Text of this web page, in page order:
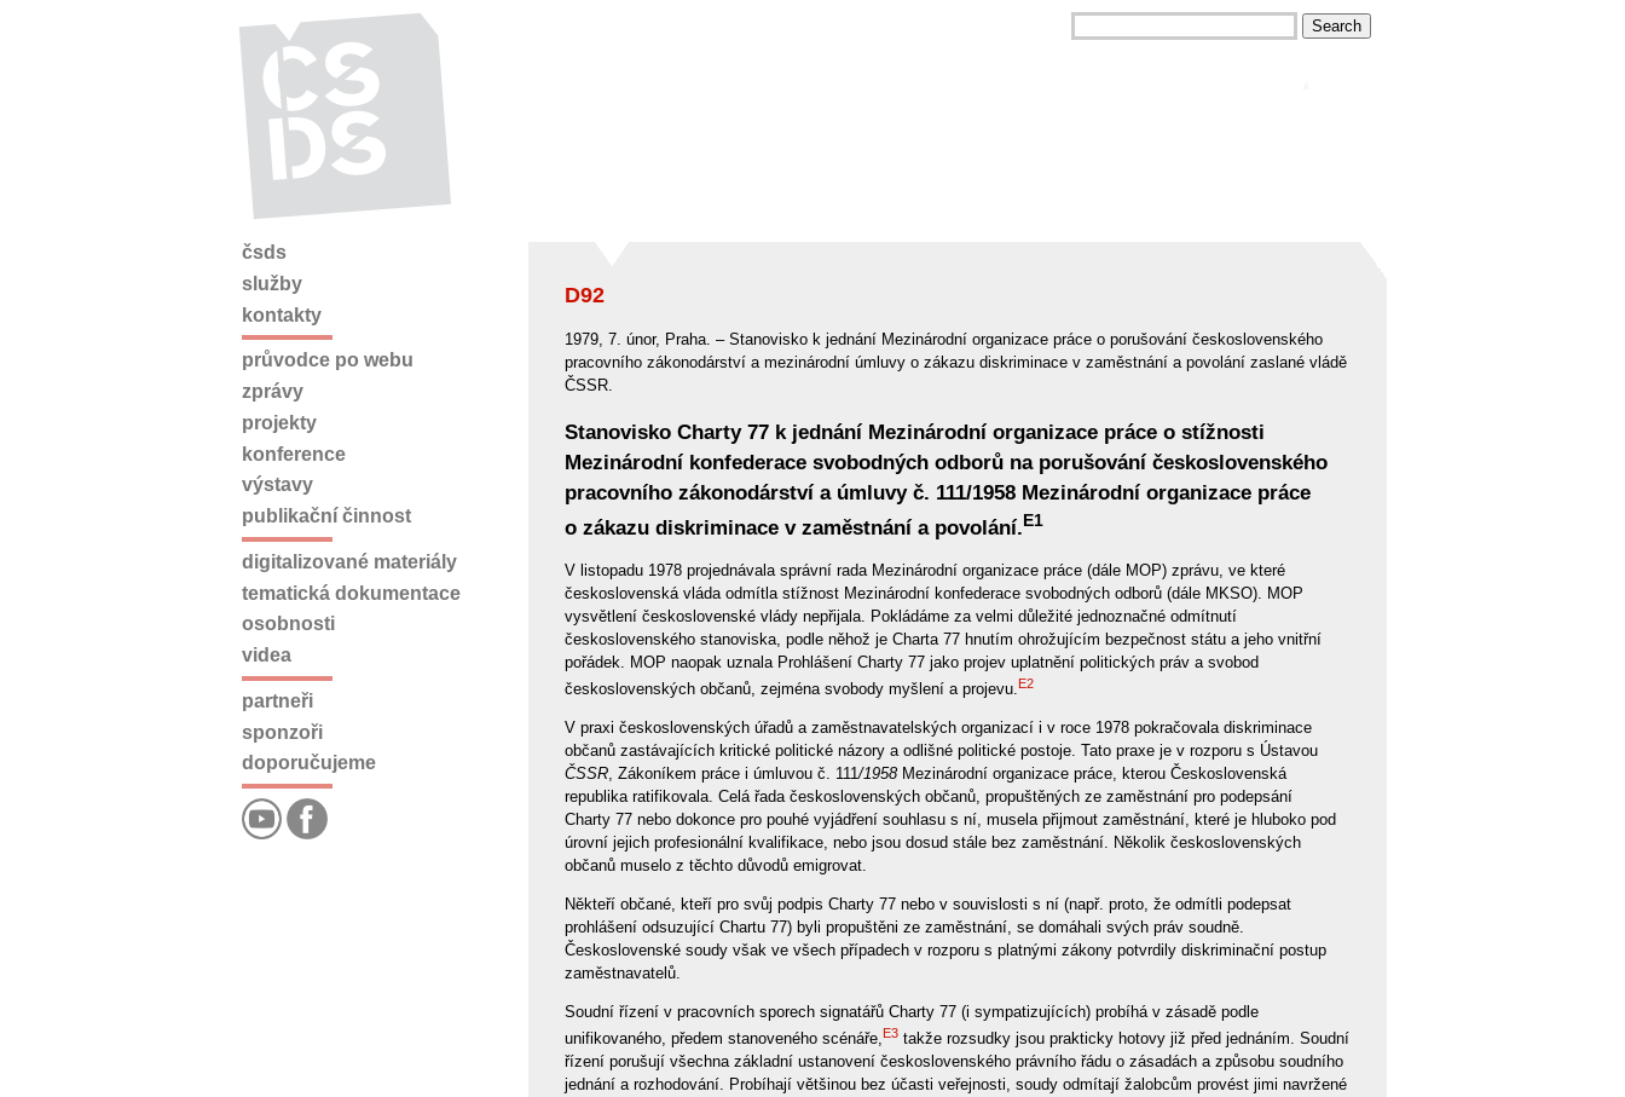
D92
1979, 7. únor, Praha. – Stanovisko k jednání Mezinárodní organizace práce o porušování československého
pracovního zákonodárství a mezinárodní úmluvy o zákazu diskriminace v zaměstnání a povolání zaslané vládě
ČSSR.
Stanovisko Charty 77 k jednání Mezinárodní organizace práce o stížnosti
Mezinárodní konfederace svobodných odborů na porušování československého
pracovního zákonodárství a úmluvy č. 111/1958 Mezinárodní organizace práce
o zákazu diskriminace v zaměstnání a povolání.E1
V listopadu 1978 projednávala správní rada Mezinárodní organizace práce (dále MOP) zprávu, ve které
československá vláda odmítla stížnost Mezinárodní konfederace svobodných odborů (dále MKSO). MOP
vysvětlení československé vlády nepřijala. Pokládáme za velmi důležité jednoznačné odmítnutí
československého stanoviska, podle něhož je Charta 77 hnutím ohrožujícím bezpečnost státu a jeho vnitřní
pořádek. MOP naopak uznala Prohlášení Charty 77 jako projev uplatnění politických práv a svobod
československých občanů, zejména svobody myšlení a projevu. E2
V praxi československých úřadů a zaměstnavatelských organizací i v roce 1978 pokračovala diskriminace
občanů zastávajících kritické politické názory a odlišné politické postoje. Tato praxe je v rozporu s Ústavou
ČSSR , Zákoníkem práce i úmluvou č. 111 /1958 Mezinárodní organizace práce, kterou Československá
republika ratifikovala. Celá řada československých občanů, propuštěných ze zaměstnání pro podepsání
Charty 77 nebo dokonce pro pouhé vyjádření souhlasu s ní, musela přijmout zaměstnání, které je hluboko pod
úrovní jejich profesionální kvalifikace, nebo jsou dosud stále bez zaměstnání. Několik československých
občanů muselo z těchto důvodů emigrovat.
Někteří občané, kteří pro svůj podpis Charty 77 nebo v souvislosti s ní (např. proto, že odmítli podepsat
prohlášení odsuzující Chartu 77) byli propuštěni ze zaměstnání, se domáhali svých práv soudně.
Československé soudy však ve všech případech v rozporu s platnými zákony potvrdily diskriminační postup
zaměstnavatelů.
Soudní řízení v pracovních sporech signatářů Charty 77 (i sympatizujících) probíhá v zásadě podle
unifikovaného, předem stanoveného scénáře,E3 takže rozsudky jsou prakticky hotovy již před jednáním. Soudní
řízení porušují všechna základní ustanovení československého právního řádu o zásadách a způsobu soudního
jednání a rozhodování. Probíhají většinou bez účasti veřejnosti, soudy odmítají žalobcům provést jimi navržené
čsds
služby
kontakty
průvodce po webu
zprávy
projekty
konference
výstavy
publikační činnost
digitalizované materiály
tematická dokumentace
osobnosti
videa
partneři
sponzoři
doporučujeme